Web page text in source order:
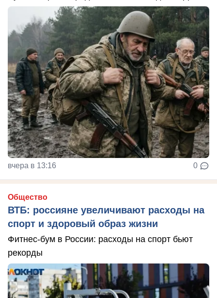
вчера в 13:16 0
Общество
ВТБ: россияне увеличивают расходы на
спорт и здоровый образ жизни
Фитнес-бум в России: расходы на спорт бьют
рекорды